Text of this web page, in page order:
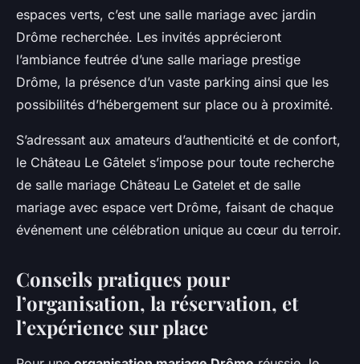
espaces verts, c’est une salle mariage avec jardin
Drôme recherchée. Les invités apprécieront
l’ambiance feutrée d’une salle mariage prestige
Drôme, la présence d’un vaste parking ainsi que les
possibilités d’hébergement sur place ou à proximité.
S’adressant aux amateurs d’authenticité et de confort,
le Château Le Gâtelet s’impose pour toute recherche
de salle mariage Château Le Gatelet et de salle
mariage avec espace vert Drôme, faisant de chaque
événement une célébration unique au cœur du terroir.
Conseils pratiques pour
l’organisation, la réservation, et
l’expérience sur place